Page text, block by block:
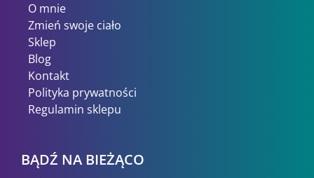
O mnie
Zmień swoje ciało
Sklep
Blog
Kontakt
Polityka prywatności
Regulamin sklepu
BĄDŹ NA BIEŻĄCO